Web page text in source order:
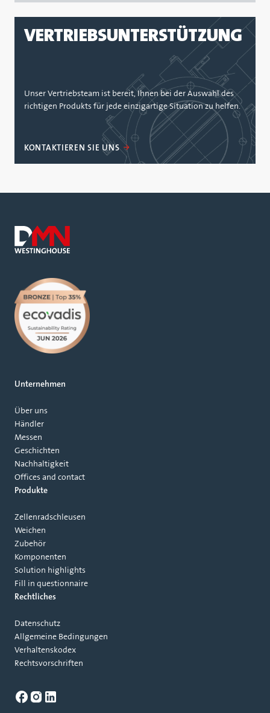
VERTRIEBSUNTERSTÜTZUNG
Unser Vertriebsteam ist bereit, Ihnen bei der Auswahl des
richtigen Produkts für jede einzigartige Situation zu helfen.
KONTAKTIEREN SIE UNS
Unternehmen
Über uns
Händler
Messen
Geschichten
Nachhaltigkeit
Offices and contact
Produkte
Zellenradschleusen
Weichen
Zubehör
Komponenten
Solution highlights
Fill in questionnaire
Rechtliches
Datenschutz
Allgemeine Bedingungen
Verhaltenskodex
Rechtsvorschriften